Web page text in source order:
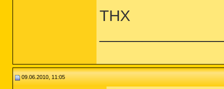
THX
09.06.2010, 11:05